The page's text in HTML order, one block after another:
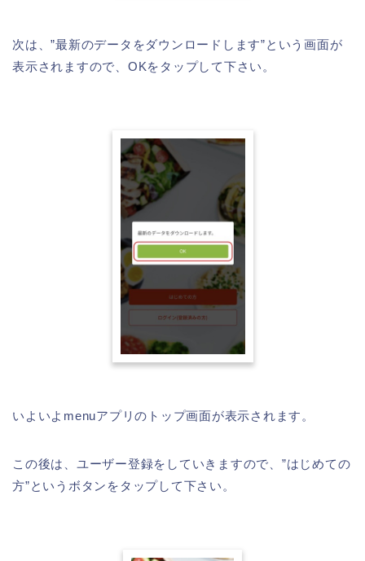
次は、”最新のデータをダウンロードします”という画面が
表示されますので、OKをタップして下さい。
いよいよmenuアプリのトップ画面が表示されます。
この後は、ユーザー登録をしていきますので、”はじめての
方”というボタンをタップして下さい。